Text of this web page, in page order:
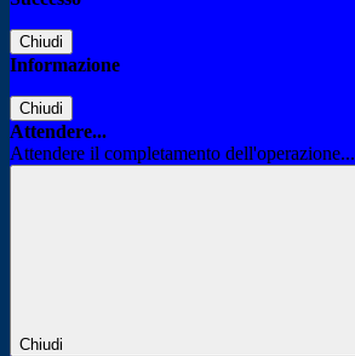
Chiudi
Informazione
Chiudi
Attendere...
Attendere il completamento dell'operazione...
Chiudi